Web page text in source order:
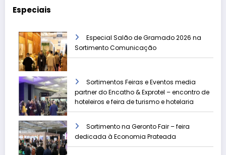
Especiais
Especial Salão de Gramado 2026 na
Sortimento Comunicação
Sortimentos Feiras e Eventos media
partner do Encatho & Exprotel – encontro de
hoteleiros e feira de turismo e hotelaria
Sortimento na Geronto Fair – feira
dedicada à Economia Prateada